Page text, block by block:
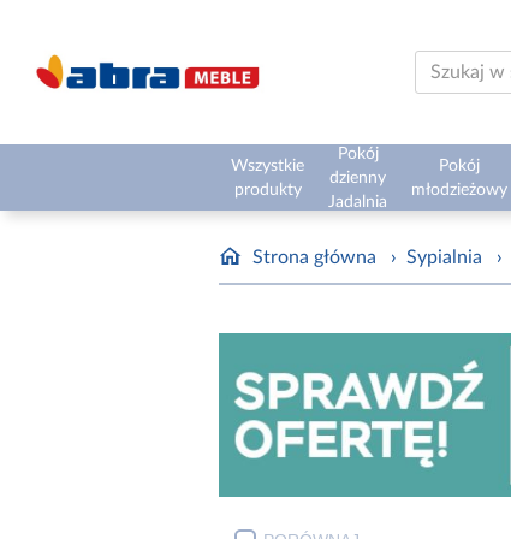
Wszystkie
produkty
Pokój
dzienny
Jadalnia
Pokój
młodzieżowy
Strona główna › Sypialnia ›